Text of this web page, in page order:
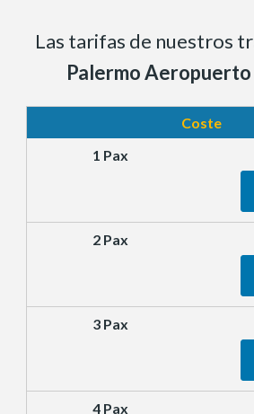
Las tarifas de nuestros
Palermo Aeropuerto
Coste